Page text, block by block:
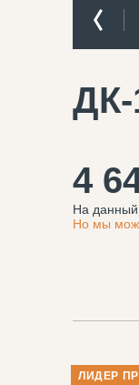
ДК-
4
На данный
Но мы
ЛИДЕР